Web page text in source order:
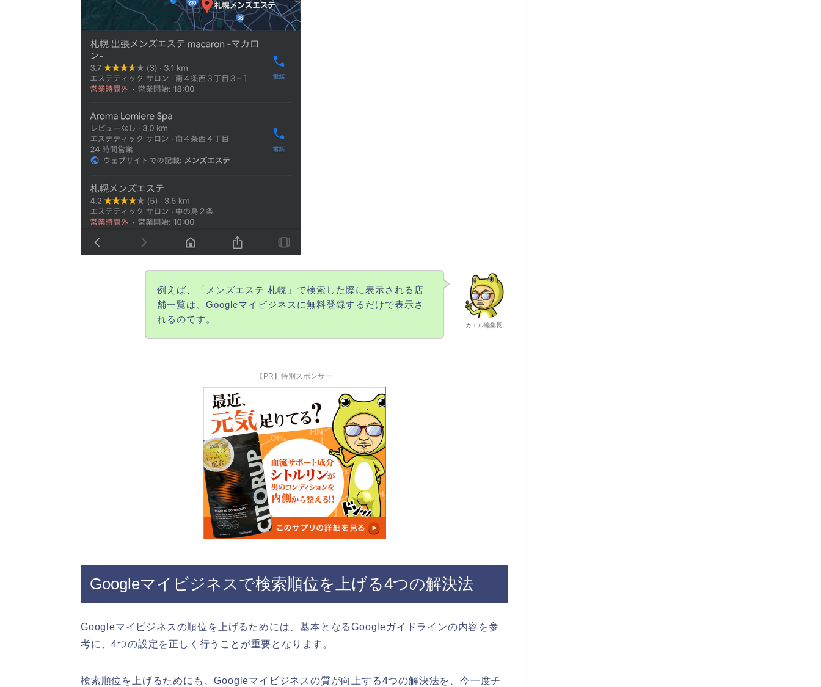
カエル編集長
例えば、「メンズエステ 札幌」で検索した際に表示される店
舗一覧は、Googleマイビジネスに無料登録するだけで表示さ
れるのです。
【PR】特別スポンサー
Googleマイビジネスで検索順位を上げる4つの解決法
Googleマイビジネスの順位を上げるためには、基本となるGoogleガイドラインの内容を参
考に、4つの設定を正しく行うことが重要となります。
検索順位を上げるためにも、Googleマイビジネスの質が向上する4つの解決法を、今一度チ